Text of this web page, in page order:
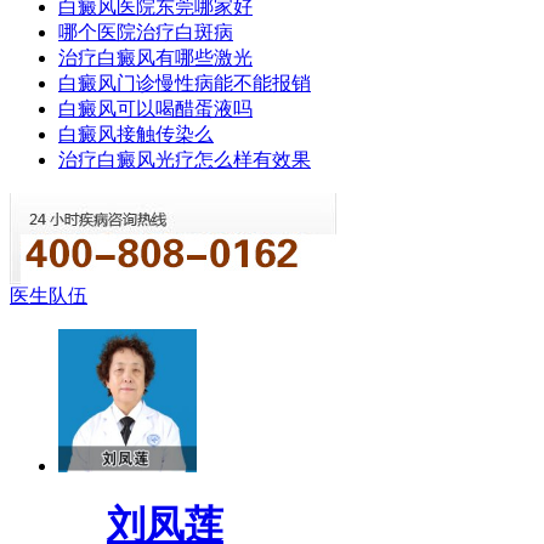
白癜风医院东莞哪家好
哪个医院治疗白斑病
治疗白癜风有哪些激光
白癜风门诊慢性病能不能报销
白癜风可以喝醋蛋液吗
白癜风接触传染么
治疗白癜风光疗怎么样有效果
医生队伍
刘凤莲